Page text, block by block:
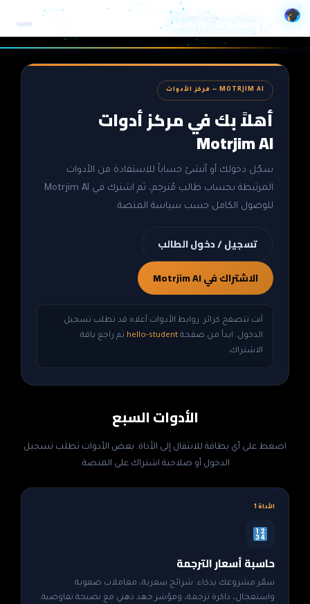
Motrjim Academy S
تخطي
MOTRJIM AI — مركز الأدوات
أهلاً بك في مركز أدوات
Motrjim AI
سجّل دخولك أو أنشئ حساباً للاستفادة من الأدوات
المرتبطة بحساب طالب مُترجم، ثم اشترك في Motrjim AI
للوصول الكامل حسب سياسة المنصة.
تسجيل / دخول الطالب
الاشتراك في Motrjim AI
أنت تتصفح كزائر. روابط الأدوات أعلاه قد تطلب تسجيل
الدخول. ابدأ من صفحة hello-student ثم راجع باقة
الاشتراك.
الأدوات السبع
اضغط على أي بطاقة للانتقال إلى الأداة. بعض الأدوات تطلب تسجيل
الدخول أو صلاحية اشتراك على المنصة.
الأداة 1
حاسبة أسعار الترجمة
سعّر مشروعك بذكاء: شرائح سعرية، معاملات صعوبة
واستعجال، ذاكرة ترجمة، ومؤشر جهد ذهني مع نصيحة تفاوضية.